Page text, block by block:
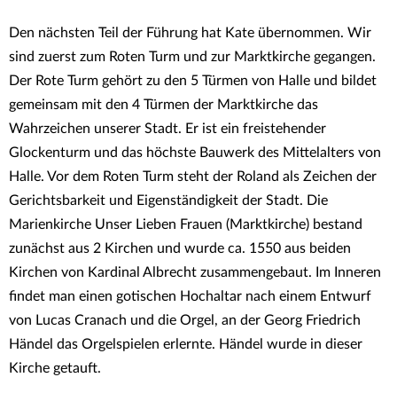
Den nächsten Teil der Führung hat Kate übernommen. Wir
sind zuerst zum Roten Turm und zur Marktkirche gegangen.
Der Rote Turm gehört zu den 5 Türmen von Halle und bildet
gemeinsam mit den 4 Türmen der Marktkirche das
Wahrzeichen unserer Stadt. Er ist ein freistehender
Glockenturm und das höchste Bauwerk des Mittelalters von
Halle. Vor dem Roten Turm steht der Roland als Zeichen der
Gerichtsbarkeit und Eigenständigkeit der Stadt. Die
Marienkirche Unser Lieben Frauen (Marktkirche) bestand
zunächst aus 2 Kirchen und wurde ca. 1550 aus beiden
Kirchen von Kardinal Albrecht zusammengebaut. Im Inneren
findet man einen gotischen Hochaltar nach einem Entwurf
von Lucas Cranach und die Orgel, an der Georg Friedrich
Händel das Orgelspielen erlernte. Händel wurde in dieser
Kirche getauft.